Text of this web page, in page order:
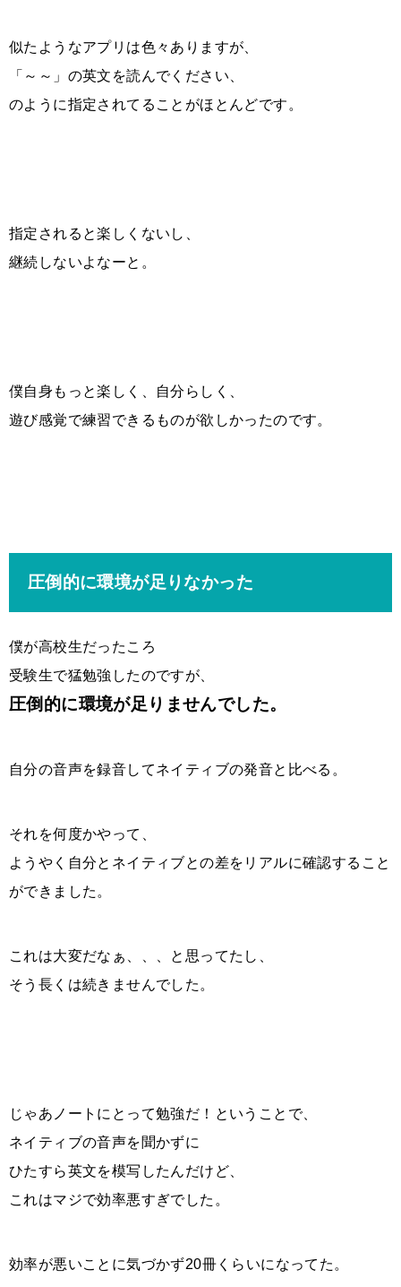
似たようなアプリは色々ありますが、
「～～」の英文を読んでください、
のように指定されてることがほとんどです。
指定されると楽しくないし、
継続しないよなーと。
僕自身もっと楽しく、自分らしく、
遊び感覚で練習できるものが欲しかったのです。
圧倒的に環境が足りなかった
僕が高校生だったころ
受験生で猛勉強したのですが、
圧倒的に環境が足りませんでした。
自分の音声を録音してネイティブの発音と比べる。
それを何度かやって、
ようやく自分とネイティブとの差をリアルに確認すること
ができました。
これは大変だなぁ、、、と思ってたし、
そう長くは続きませんでした。
じゃあノートにとって勉強だ！ということで、
ネイティブの音声を聞かずに
ひたすら英文を模写したんだけど、
これはマジで効率悪すぎでした。
効率が悪いことに気づかず20冊くらいになってた。